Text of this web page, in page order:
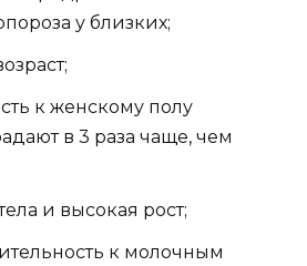
у близких;
к женскому полу
в 3 раза чаще, чем
и высокая рост;
к молочным